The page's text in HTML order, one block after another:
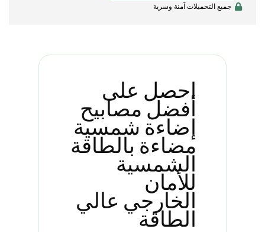
جميع التحميلات آمنة وسرية
احصل على
أفضل مصابيح
إضاءة شمسية
مضاءة بالطاقة
الشمسية
للأمان
الخارجي عالي
الطاقة